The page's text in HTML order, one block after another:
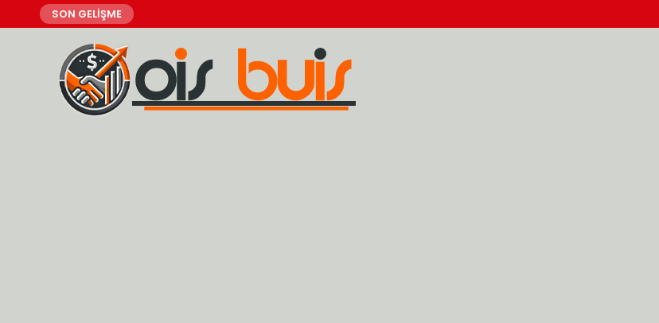
SON GELİŞME